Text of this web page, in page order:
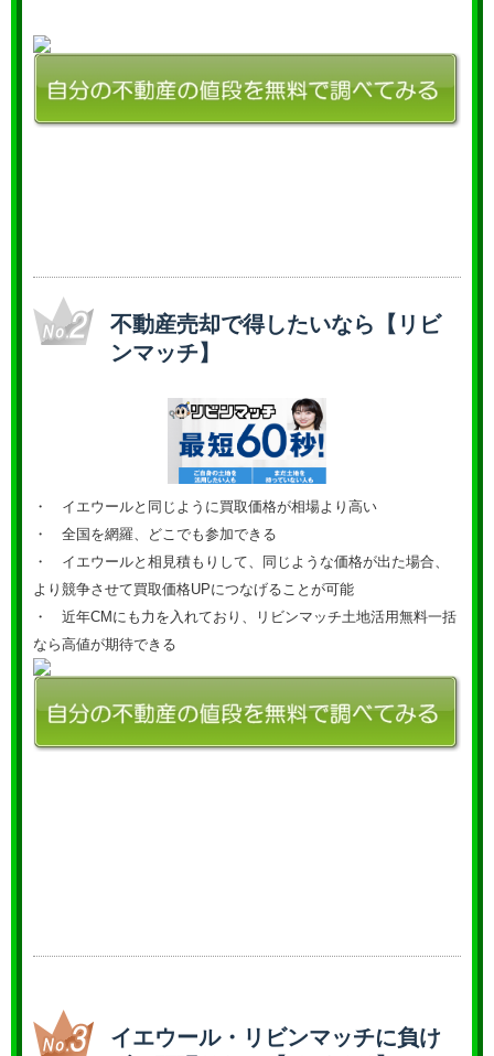
不動産売却で得したいなら【リビ
ンマッチ】
・ イエウールと同じように買取価格が相場より高い
・ 全国を網羅、どこでも参加できる
・ イエウールと相見積もりして、同じような価格が出た場合、
より競争させて買取価格UPにつなげることが可能
・ 近年CMにも力を入れており、リビンマッチ土地活用無料一括
なら高値が期待できる
イエウール・リビンマッチに負け